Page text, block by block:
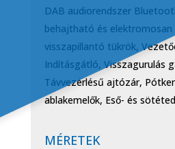
DAB audiorendszer
behajtható és
visszapillantó tükrök,
Indításgátló, Visszagurulás
Távvezérlésű ajtózár,
ablakemelők, Eső- és
MÉRETEK